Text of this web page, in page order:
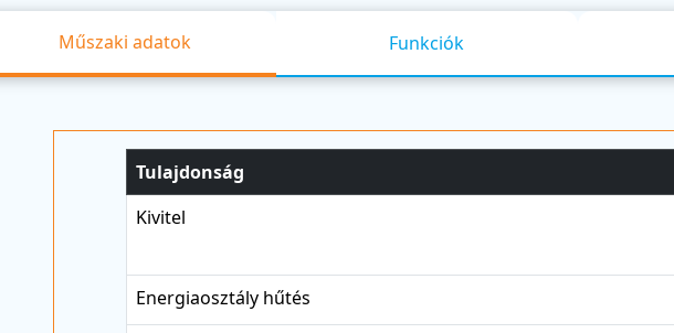
Műszaki adatok Funkciók
Tulajdonság
Kivitel
Energiaosztály hűtés